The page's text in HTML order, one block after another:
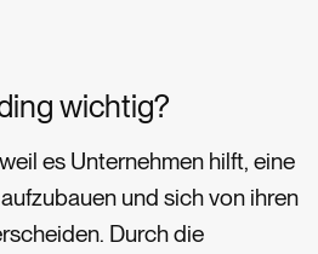
wichtig?
es Unternehmen hilft, eine
und sich von ihren
Durch die